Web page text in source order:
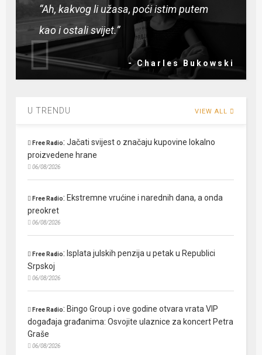
“Ah, kakvog li užasa, poći istim putem
kao i ostali svijet.”
- Charles Bukowski
U TRENDU VIEW ALL
Free Radio:Jačati svijest o značaju kupovine lokalno
proizvedene hrane
06/08/2026
Free Radio: Ekstremne vrućine i narednih dana, a onda
preokret
06/08/2026
Free Radio: Isplata julskih penzija u petak u Republici
Srpskoj
06/08/2026
Free Radio: Bingo Group i ove godine otvara vrata VIP
događaja građanima: Osvojite ulaznice za koncert Petra
Graše
06/08/2026